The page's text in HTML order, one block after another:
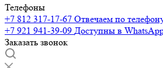
Телефоны
+7 812 317-17-67 Отвечаем по
+7 921 941-39-09 Доступны в
Заказать звонок